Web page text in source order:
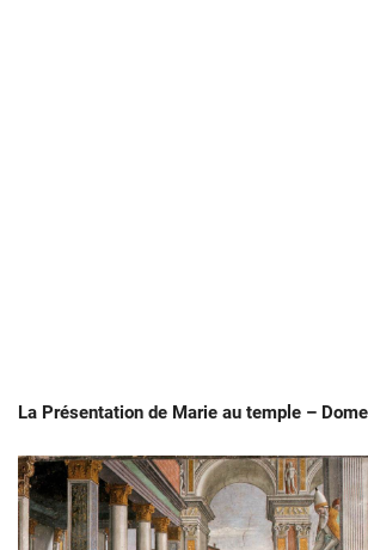
La Présentation de Marie au temple –